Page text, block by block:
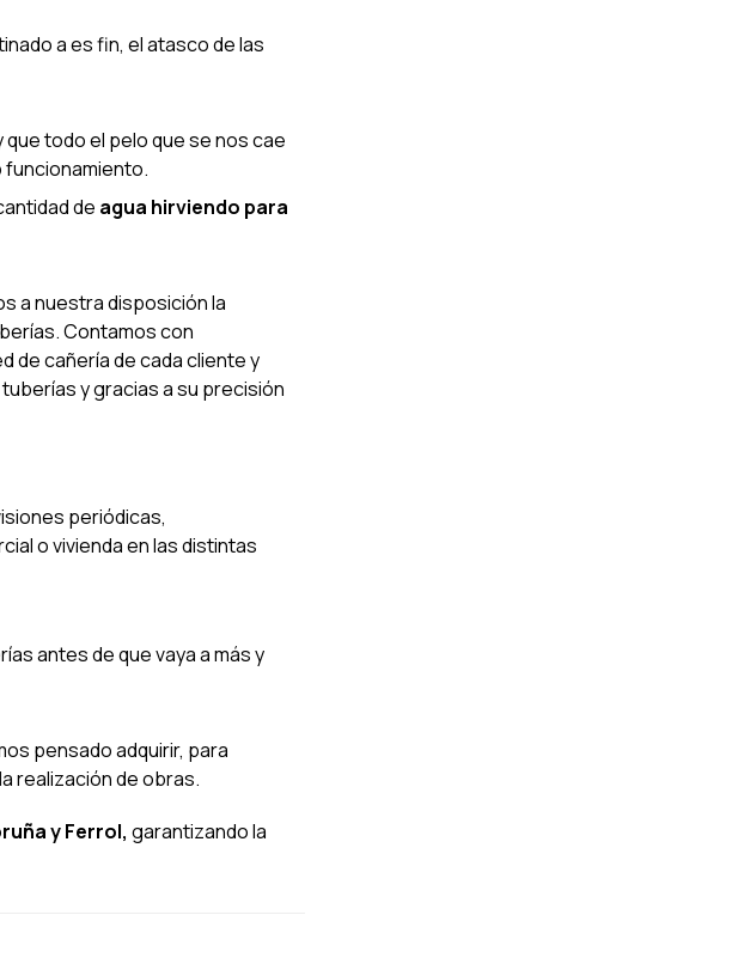
a es fin, el atasco de las
todo el pelo que se nos cae
funcionamiento.
de agua hirviendo para
a nuestra disposición la
Contamos con
de cañería de cada cliente y
y gracias a su precisión
periódicas,
o vivienda en las distintas
antes de que vaya a más y
pensado adquirir, para
realización de obras.
y Ferrol, garantizando la